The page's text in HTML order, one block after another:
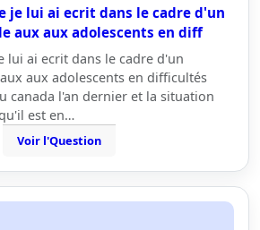
je lui ai ecrit dans le cadre d'un
aux aux adolescents en diff
lui ai ecrit dans le cadre d'un
aux adolescents en difficultés
canada l'an dernier et la situation
est en…
Voir l'Question